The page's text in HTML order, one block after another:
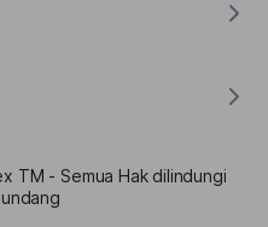
Edge
Firefox
Program Afiliasi
TM - Semua Hak dilindungi